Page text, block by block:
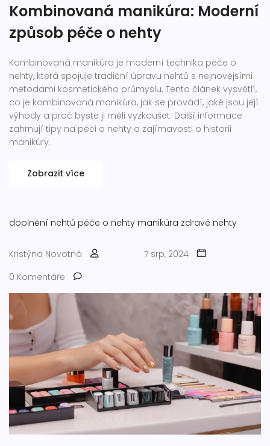
Kombinovaná manikúra: Moderní
způsob péče o nehty
Kombinovaná manikúra je moderní technika péče o
nehty, která spojuje tradiční úpravu nehtů s nejnovějšími
metodami kosmetického průmyslu. Tento článek vysvětlí,
co je kombinovaná manikúra, jak se provádí, jaké jsou její
výhody a proč byste ji měli vyzkoušet. Další informace
zahrnují tipy na péči o nehty a zajímavosti o historii
manikúry.
Zobrazit více
doplnění nehtů péče o nehty manikúra zdravé nehty
Kristýna Novotná
7 srp, 2024
0 Komentáře